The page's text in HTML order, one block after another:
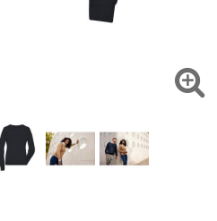
privaten Bedarf
